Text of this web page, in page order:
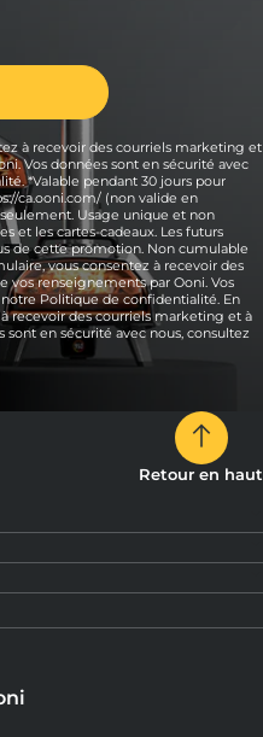
à recevoir des courriels marketing et
Vos données sont en sécurité avec
*Valable pendant 30 jours pour
ca.ooni.com/ (non valide en
Usage unique et non
et les cartes-cadeaux. Les futurs
de cette promotion. Non cumulable
vous consentez à recevoir des
renseignements par Ooni. Vos
Politique de confidentialité. En
recevoir des courriels marketing et à
sont en sécurité avec nous, consultez
Retour en haut